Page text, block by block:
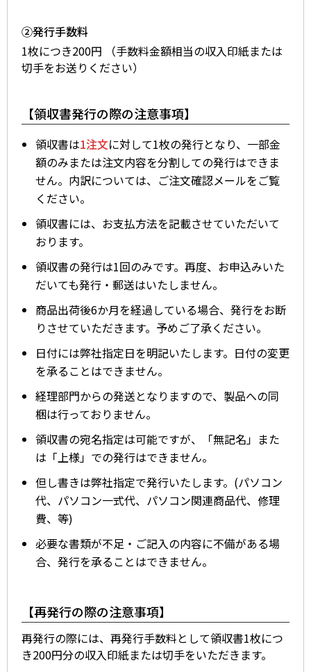
②発行手数料
1枚につき200円 （手数料金額相当の収入印紙または
切手をお送りください）​
【領収書発行の際の注意事項】
領収書は1注文に対して1枚の発行となり、一部金
額のみまたは注文内容を分割しての発行はできま
せん。内訳については、ご注文確認メールをご覧
ください。
領収書には、お支払方法を記載させていただいて
おります。
領収書の発行は1回のみです。再度、お申込みいた
だいても発行・郵送はいたしません。
商品出荷後6か月を経過している場合、発行をお断
りさせていただきます。予めご了承ください。
日付には弊社指定日を明記いたします。日付の変更
を承ることはできません。
経理部門からの発送となりますので、製品への同
梱は行っておりません。
領収書の宛名指定は可能ですが、「無記名」また
は「上様」での発行はできません。
但し書きは弊社指定で発行いたします。(パソコン
代、パソコン一式代、パソコン関連商品代、修理
費、等)
必要な書類が不足・ご記入の内容に不備がある場
合、発行を承ることはできません。
【再発行の際の注意事項】
再発行の際には、再発行手数料として領収書1枚につ
き200円分の収入印紙または切手をいただきます。